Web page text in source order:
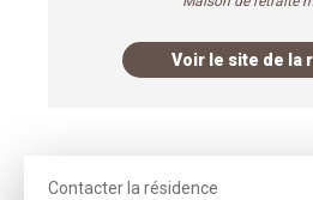
Voir le site de la
Contacter la résidence